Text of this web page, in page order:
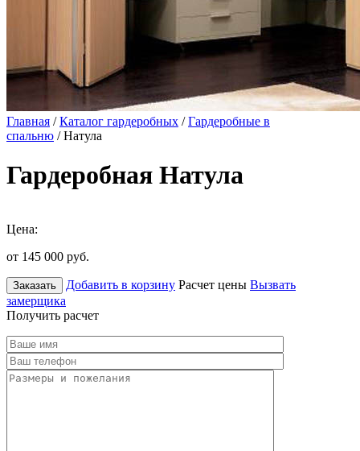
Главная /Каталог гардеробных /Гардеробные в
спальню / Натула
Гардеробная Натула
Цена:
от 145 000 руб.
Заказать Добавить в корзину Расчет цены Вызвать
замерщика
Получить расчет